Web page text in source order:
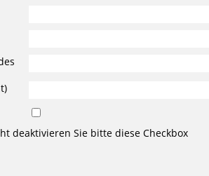
deaktivieren Sie bitte diese Checkbox